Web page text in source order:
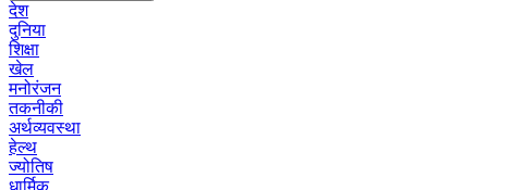
देश
दुनिया
शिक्षा
खेल
मनोरंजन
तकनीकी
अर्थव्यवस्था
हेल्थ
ज्योतिष
धार्मिक